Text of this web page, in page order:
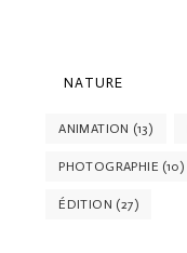
NATURE
ANIMATION (13)
PHOTOGRAPHIE (10)
ÉDITION (27)